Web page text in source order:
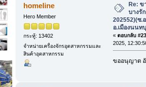
homeline
Hero Member
กระทู้: 13402
จำหน่ายเครื่องจักรอุตสาหกรรมและ
สินค้าอุตสาหกรรม
Re: ข
บางรั
202552)(ซ.
อ.เมืองนนท
« ตอบกลับ
2025,
ขออนุญาต